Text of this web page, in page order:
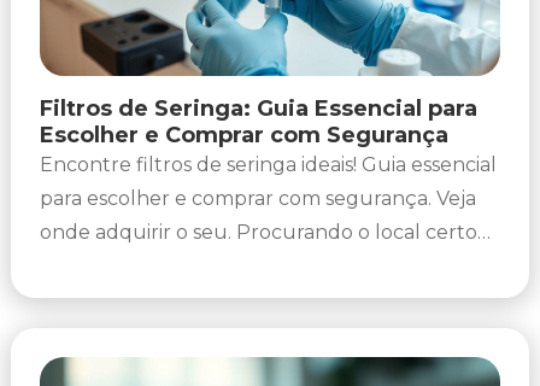
Filtros de Seringa: Guia Essencial para
Escolher e Comprar com Segurança
Encontre filtros de seringa ideais! Guia essencial
para escolher e comprar com segurança. Veja
onde adquirir o seu. Procurando o local certo